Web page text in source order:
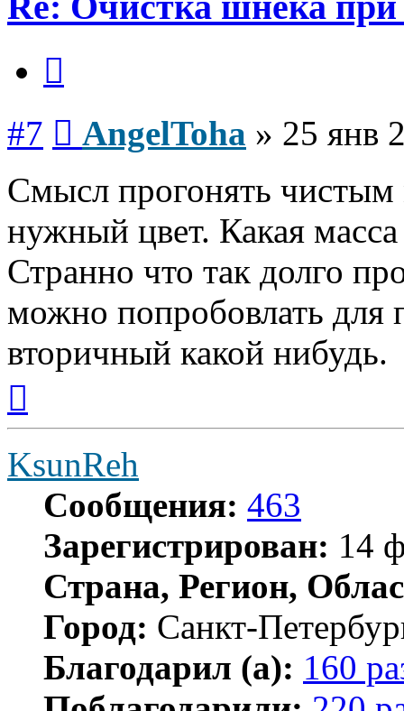
#7 AngelToha » 25 янв
Смысл прогонять чистым
нужный цвет. Какая
Странно что так долго
можно попробовлать для
вторичный какой нибудь.
началу
KsunReh
Сообщения: 463
Зарегистрирован: 14
Страна, Регион,
Город: Санкт-
Благодарил (а): 160